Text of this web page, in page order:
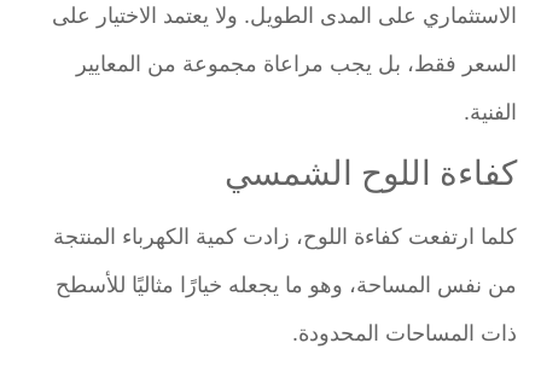
الاستثماري على المدى الطويل. ولا يعتمد الاختيار على
السعر فقط، بل يجب مراعاة مجموعة من المعايير
الفنية.
كفاءة اللوح الشمسي
كلما ارتفعت كفاءة اللوح، زادت كمية الكهرباء المنتجة
من نفس المساحة، وهو ما يجعله خيارًا مثاليًا للأسطح
ذات المساحات المحدودة.